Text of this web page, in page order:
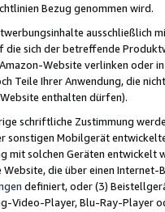
Bezug genommen wird.
ausschließlich
die sich der betreffende
Website verlinken oder
Teile Ihrer Anwendung, die
enthalten dürfen).
schriftliche Zustimmung
Mobilgerät
mit solchen Geräten
die über einen
definiert, oder (3)
Player, Blu-Ray-Player